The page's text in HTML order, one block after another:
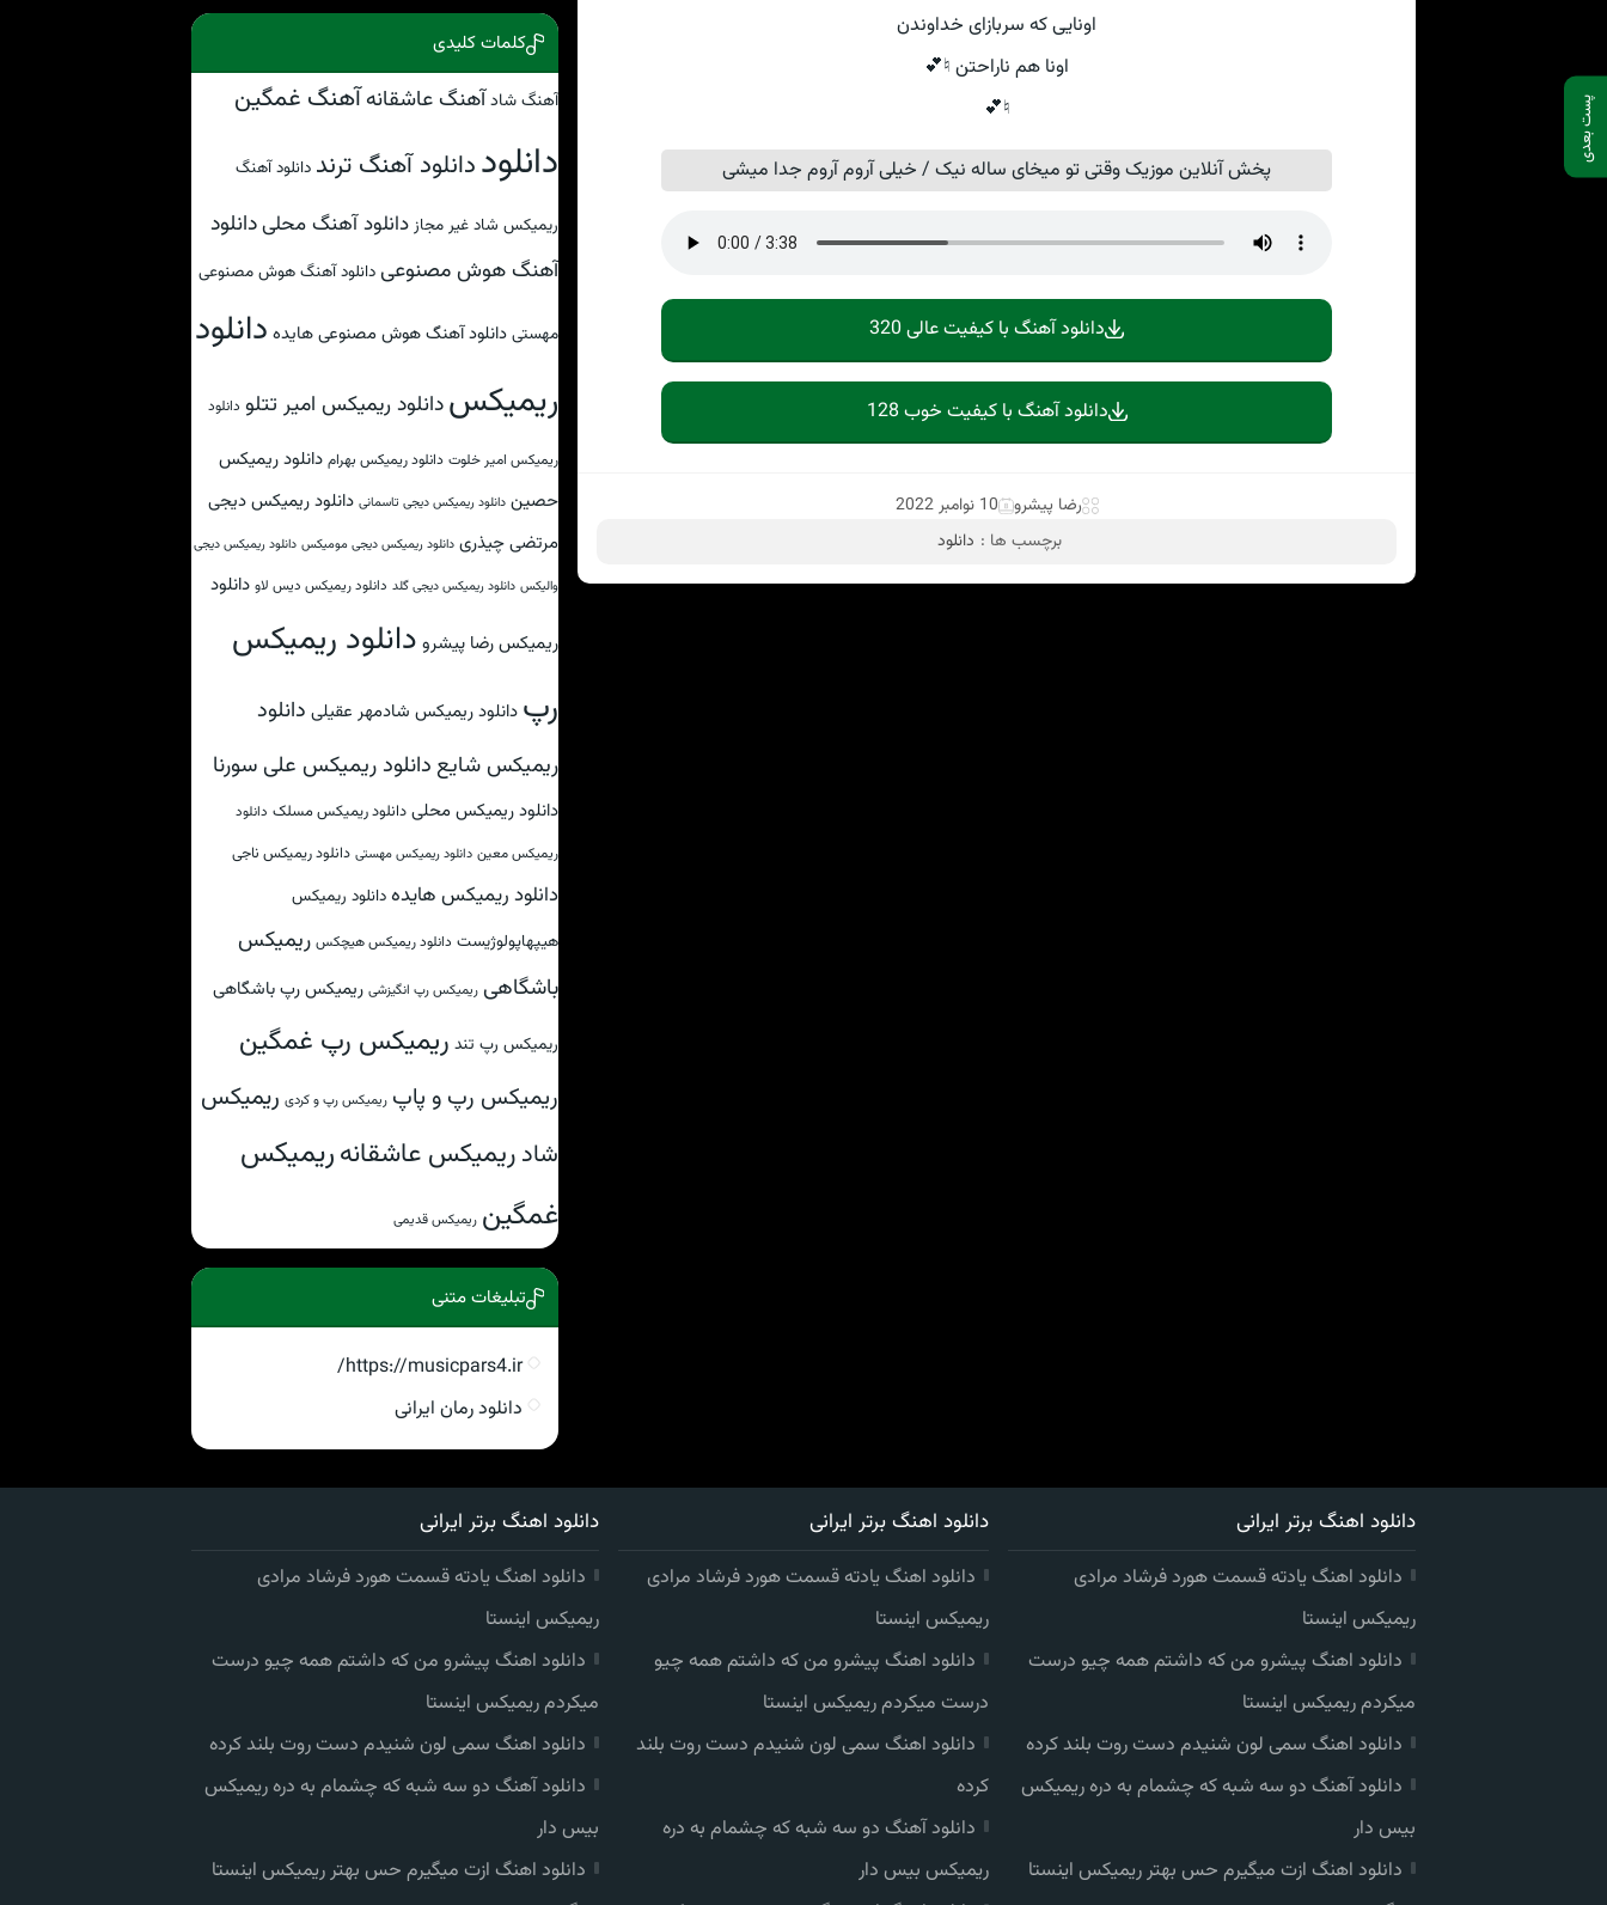
پست بعدی
اونایی که سربازای خداوندن
اونا هم ناراحتن ♮💕
♮💕
پخش آنلاین موزیک وقتی تو میخای ساله نیک / خیلی آروم آروم جدا میشی
دانلود آهنگ با کیفیت عالی 320
دانلود آهنگ با کیفیت خوب 128
رضا پیشرو
10 نوامبر 2022
برچسب ها : دانلود
کلمات کلیدی
آهنگ شادآهنگ عاشقانهآهنگ غمگین
دانلوددانلود آهنگ ترند دانلود آهنگ
ریمیکس شاد غیر مجاز دانلود آهنگ محلیدانلود
آهنگ هوش مصنوعی دانلود آهنگ هوش مصنوعی
مهستی دانلود آهنگ هوش مصنوعی هایده دانلود
ریمیکسدانلود ریمیکس امیر تتلو دانلود
ریمیکس امیر خلوت دانلود ریمیکس بهرام دانلود ریمیکس
حصین دانلود ریمیکس دیجی تاسمانی دانلود ریمیکس دیجی
مرتضی چیذری دانلود ریمیکس دیجی مومیکس دانلود ریمیکس دیجی
والیکس دانلود ریمیکس دیجی گلد دانلود ریمیکس دیس لاو دانلود
ریمیکس رضا پیشرو دانلود ریمیکس
رپ دانلود ریمیکس شادمهر عقیلی دانلود
ریمیکس شایع دانلود ریمیکس علی سورنا
دانلود ریمیکس محلی دانلود ریمیکس مسلک دانلود
ریمیکس معین دانلود ریمیکس مهستی دانلود ریمیکس ناجی
دانلود ریمیکس هایده دانلود ریمیکس
هیپهاپولوژیست دانلود ریمیکس هیچکس ریمیکس
باشگاهی ریمیکس رپ انگیزشی ریمیکس رپ باشگاهی
ریمیکس رپ تند ریمیکس رپ غمگین
ریمیکس رپ و پاپ ریمیکس رپ و کردی ریمیکس
شادریمیکس عاشقانهریمیکس
غمگین ریمیکس قدیمی
تبلیغات متنی
https://musicpars4.ir/
دانلود رمان ایرانی
دانلود اهنگ برتر ایرانی
دانلود اهنگ یادته قسمت هورد فرشاد مرادی
ریمیکس اینستا
دانلود اهنگ پیشرو من که داشتم همه چیو درست
میکردم ریمیکس اینستا
دانلود اهنگ سمی لون شنیدم دست روت بلند کرده
دانلود آهنگ دو سه شبه که چشمام به دره ریمیکس
بیس دار
دانلود اهنگ ازت میگیرم حس بهتر ریمیکس اینستا
دانلود اهنگ برتر ایرانی
دانلود اهنگ یادته قسمت هورد فرشاد مرادی
ریمیکس اینستا
دانلود اهنگ پیشرو من که داشتم همه چیو
درست میکردم ریمیکس اینستا
دانلود اهنگ سمی لون شنیدم دست روت بلند
کرده
دانلود آهنگ دو سه شبه که چشمام به دره
ریمیکس بیس دار
دانلود اهنگ برتر ایرانی
دانلود اهنگ یادته قسمت هورد فرشاد مرادی
ریمیکس اینستا
دانلود اهنگ پیشرو من که داشتم همه چیو درست
میکردم ریمیکس اینستا
دانلود اهنگ سمی لون شنیدم دست روت بلند کرده
دانلود آهنگ دو سه شبه که چشمام به دره ریمیکس
بیس دار
دانلود اهنگ ازت میگیرم حس بهتر ریمیکس اینستا